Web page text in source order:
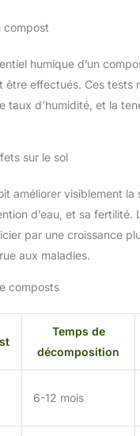
compost
humique d’un
être effectués. Ces tests
taux d’humidité, et la
sur le sol
améliorer visiblement la
d’eau, et sa fertilité.
par une croissance
aux maladies.
composts
Temps de
décomposition
6-12 mois